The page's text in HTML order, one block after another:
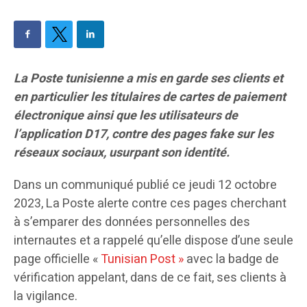
La Poste tunisienne a mis en garde ses clients et
en particulier les titulaires de cartes de paiement
électronique ainsi que les utilisateurs de
l’application D17, contre des pages fake sur les
réseaux sociaux, usurpant son identité.
Dans un communiqué publié ce jeudi 12 octobre
2023, La Poste alerte contre ces pages cherchant
à s’emparer des données personnelles des
internautes et a rappelé qu’elle dispose d’une seule
page officielle «Tunisian Post »avec la badge de
vérification appelant, dans de ce fait, ses clients à
la vigilance.